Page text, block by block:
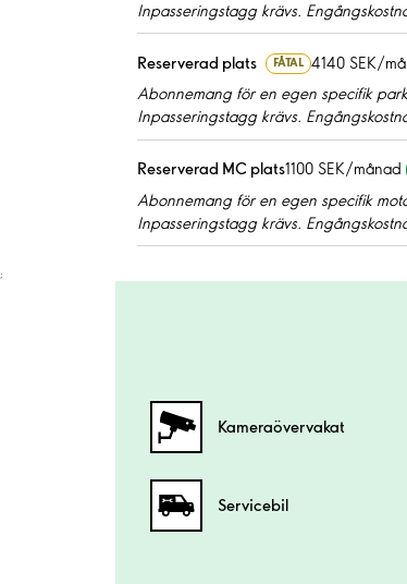
Inpasseringstagg krävs.
Reserverad plats FÅTAL 4140 SEK/
Abonnemang för en egen specifik
Inpasseringstagg krävs.
Reserverad MC plats1100 SEK/månad
Abonnemang för en egen specifik
Inpasseringstagg krävs.
;
Kamera­övervakat
Servicebil